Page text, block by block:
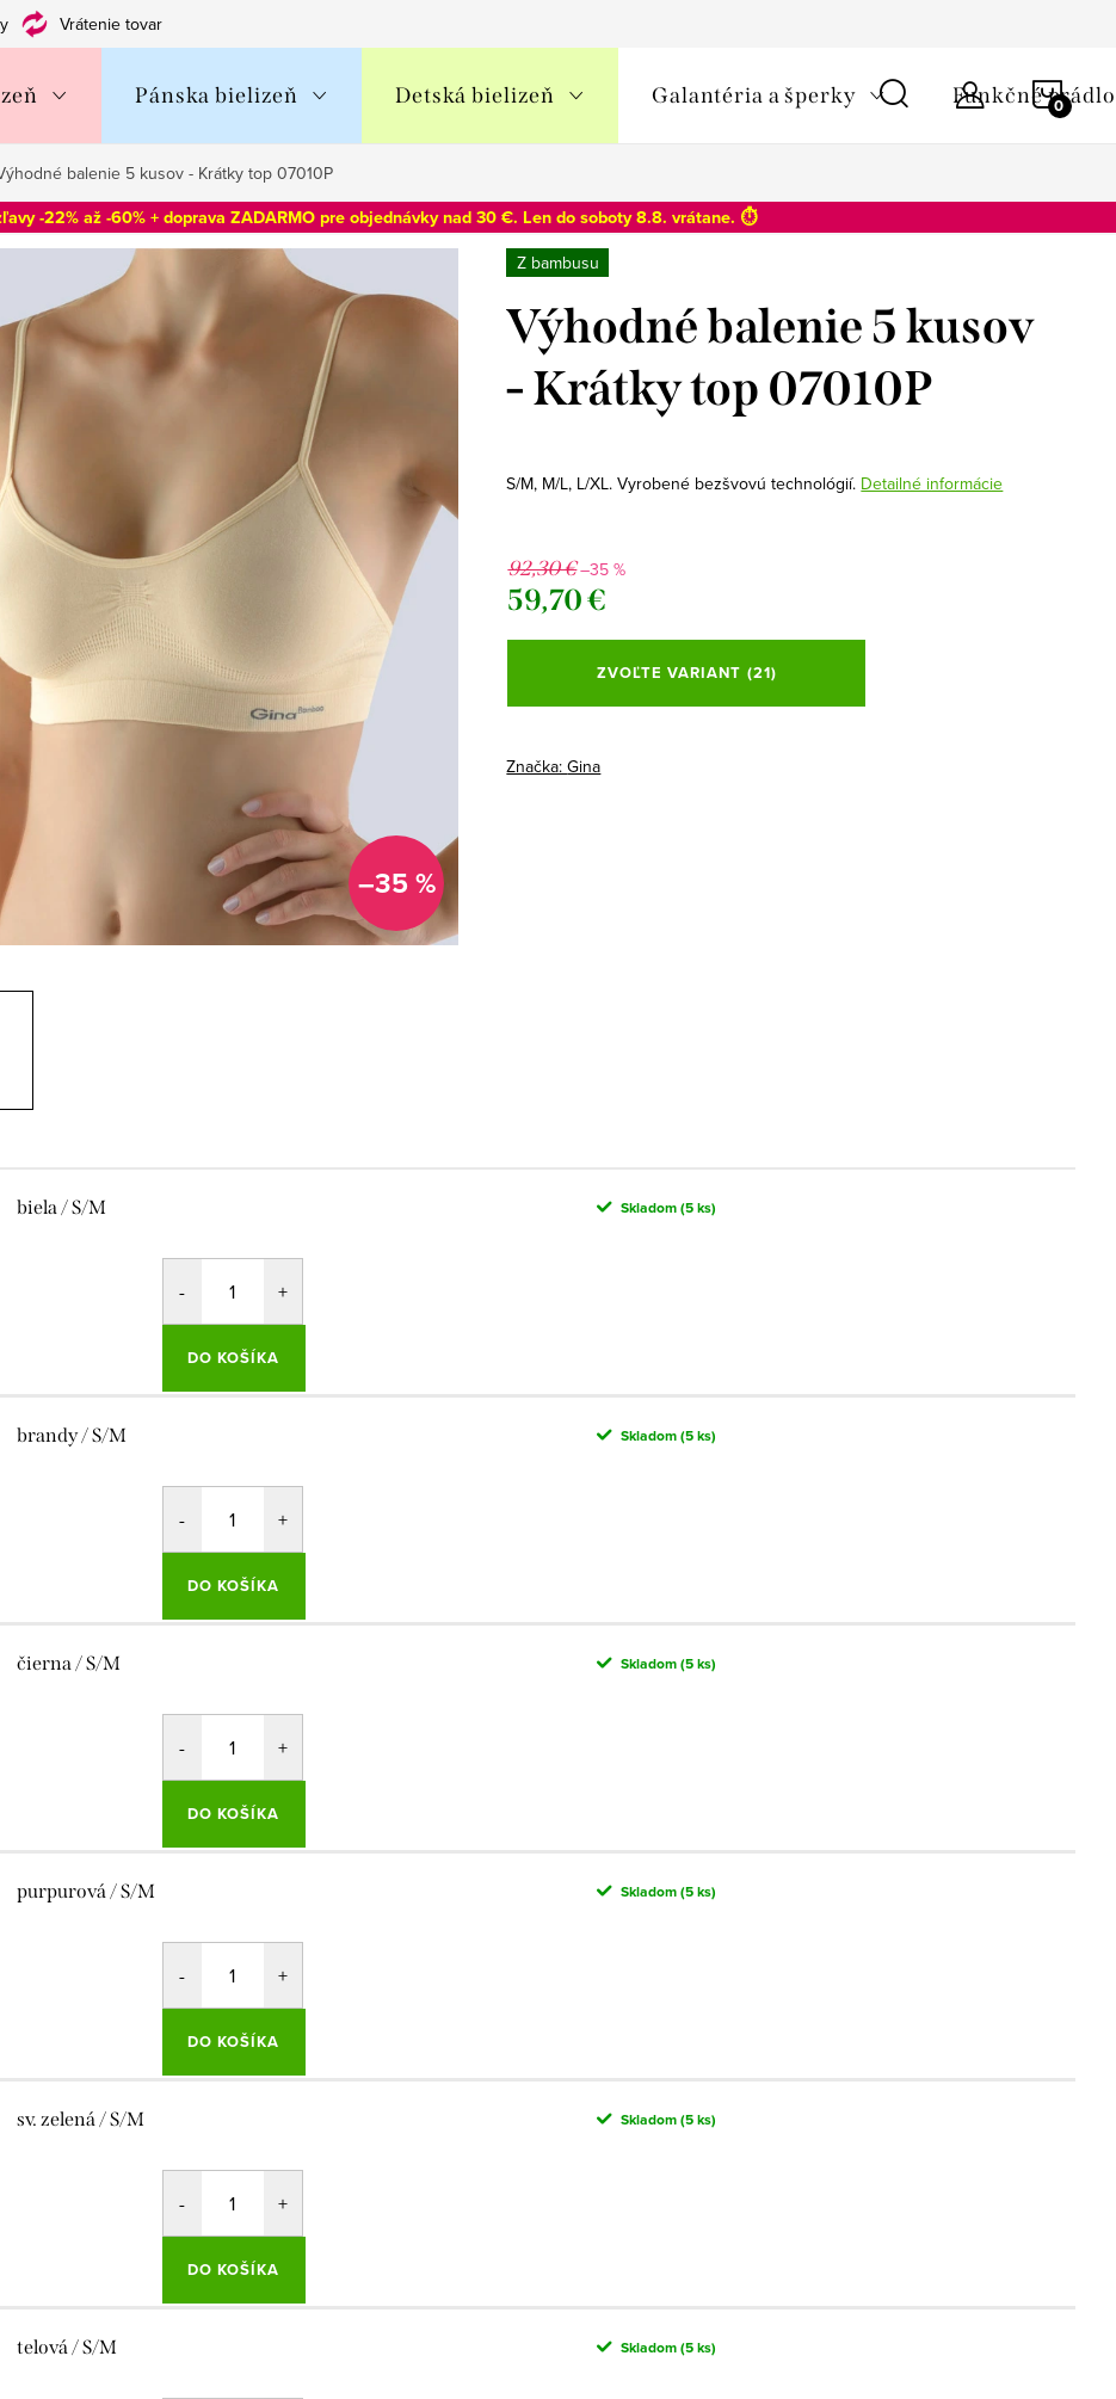
Vrátenie tovaru
Pánska bielizeň Detská bielizeň Galantéria a šperky Funkčné prádlo
balenie 5 kusov - Krátky top 07010P
-22% až -60% + doprava ZADARMO pre objednávky nad 30 €. Len dosoboty 8.8. vrátane. ⏱️
–35 %
Z bambusu
Výhodné balenie 5 kusov
- Krátky top 07010P
S/M, M/L, L/XL. Vyrobené bezšvovú technológií. Detailné informácie
92,30 €–35 %
59,70 €
Jednotková
ZVOĽTE VARIANT (21)
Značka:Gina
biela / S/M Skladom(5 ks)
DO KOŠÍKA
brandy / S/M Skladom(5 ks)
DO KOŠÍKA
čierna / S/M Skladom(5 ks)
DO KOŠÍKA
purpurová / S/M Skladom(5 ks)
DO KOŠÍKA
sv. zelená / S/M Skladom(5 ks)
DO KOŠÍKA
telová / S/M Skladom(5 ks)